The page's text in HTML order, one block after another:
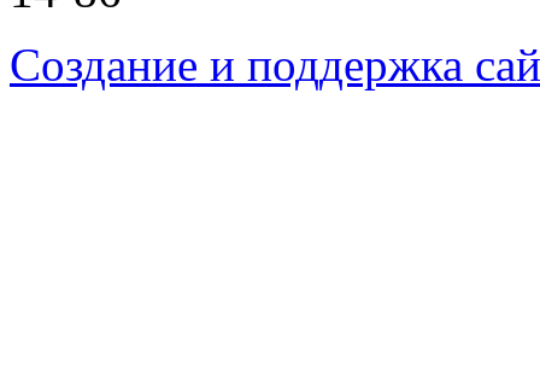
Создание и поддержка